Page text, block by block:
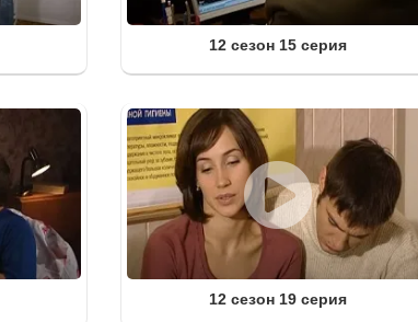
12 сезон 15 серия
12 сезон 19 серия